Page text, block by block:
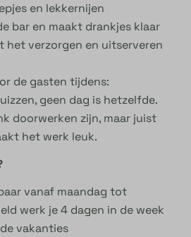
en lekkernijen
bar en maakt drankjes klaar
het verzorgen en uitserveren
de gasten tijdens:
geen dag is hetzelfde.
doorwerken zijn, maar juist
het werk leuk.
vanaf maandag tot
werk je 4 dagen in de week
vakanties